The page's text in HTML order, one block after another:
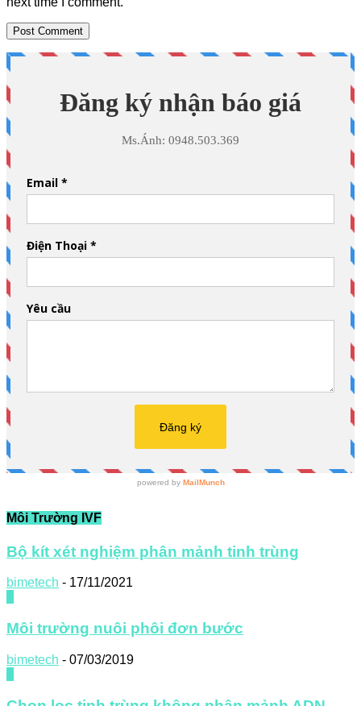
Môi Trường IVF
Bộ kít xét nghiệm phân mảnh tinh trùng
bimetech - 17/11/2021
Môi trường nuôi phôi đơn bước
bimetech - 07/03/2019